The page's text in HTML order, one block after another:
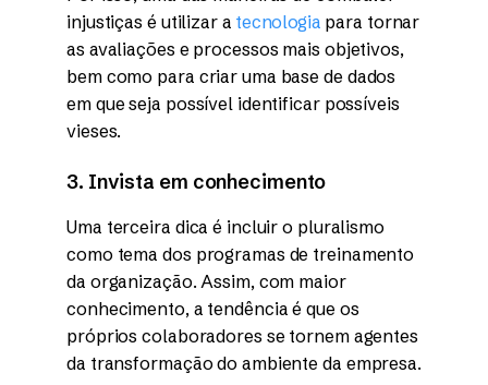
injustiças é utilizar a tecnologia para tornar
as avaliações e processos mais objetivos,
bem como para criar uma base de dados
em que seja possível identificar possíveis
vieses.
3. Invista em conhecimento
Uma terceira dica é incluir o pluralismo
como tema dos programas de treinamento
da organização. Assim, com maior
conhecimento, a tendência é que os
próprios colaboradores se tornem agentes
da transformação do ambiente da empresa.